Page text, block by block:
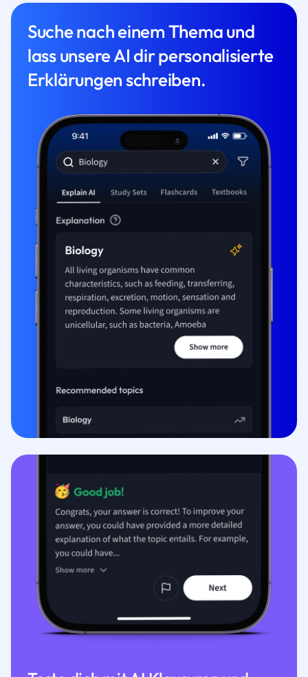
Suche nach einem Thema und
lass unsere AI dir personalisierte
Erklärungen schreiben.